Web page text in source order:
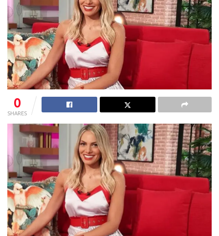
0
SHARES